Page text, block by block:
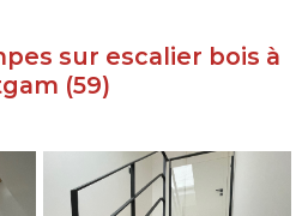
sur escalier bois à
(59)